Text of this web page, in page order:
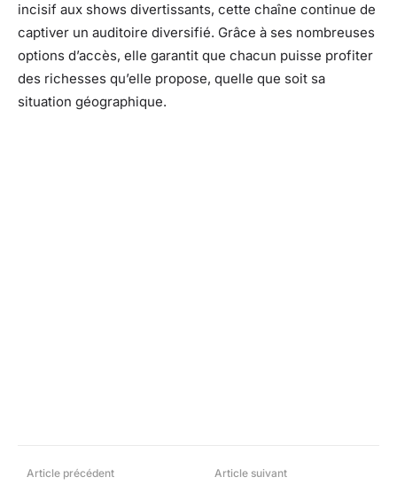
incisif aux shows divertissants, cette chaîne continue de
captiver un auditoire diversifié. Grâce à ses nombreuses
options d’accès, elle garantit que chacun puisse profiter
des richesses qu’elle propose, quelle que soit sa
situation géographique.
Article précédent Article suivant